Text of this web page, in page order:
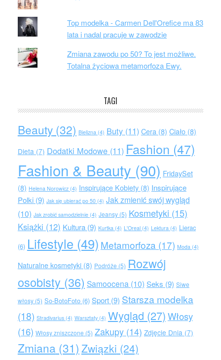
Top modelka - Carmen Dell'Orefice ma 83
lata i nadal pracuje w zawodzie
Zmiana zawodu po 50? To jest możliwe.
Totalna życiowa metamorfoza Ewy.
TAGI
Beauty(32) Bielizna(4) Buty(11) Cera(8) Ciało(8)
Dieta(7) Dodatki Modowe(11) Fashion (47)
Fashion & Beauty (90) FridaySet
(8) Helena Norowicz(4) Inspirujące Kobiety(8) Inspirujące
Polki(9) Jak się ubierać po 50(4) Jak zmienić swój wygląd
(10) Jak zrobić samodzielnie(4) Jeansy(5) Kosmetyki (15)
Książki (12) Kultura(9) Kurtka(4) L'Oreal(4) Lektura(4) Lierac
(6) Lifestyle (49) Metamorfoza (17) Moda(4)
Naturalne kosmetyki(8) Podróże (5) Rozwój
osobisty (36) Samoocena(10) Seks (9) Siwe
włosy(5) So-BotoFoto(6) Sport(9) Starsza modelka
(18) Stradivarius(4) Warsztaty(4) Wygląd (27)Włosy
(16) Włosy zniszczone (5) Zakupy(14) Zdjęcie Dnia(7)
Zmiana (31) Związki (24)